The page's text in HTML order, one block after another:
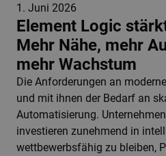
1. Juni 2026
Element Logic
Mehr Nähe, mehr
mehr Wachstum
Die Anforderungen an
und mit ihnen der Bedarf an
Automatisierung.
investieren zunehmend in
wettbewerbsfähig zu bleiben,